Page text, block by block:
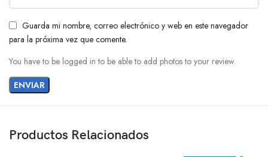
Guarda mi nombre, correo electrónico y web en este navegador
para la próxima vez que comente.
You have to be logged in to be able to add photos to your review.
Productos Relacionados